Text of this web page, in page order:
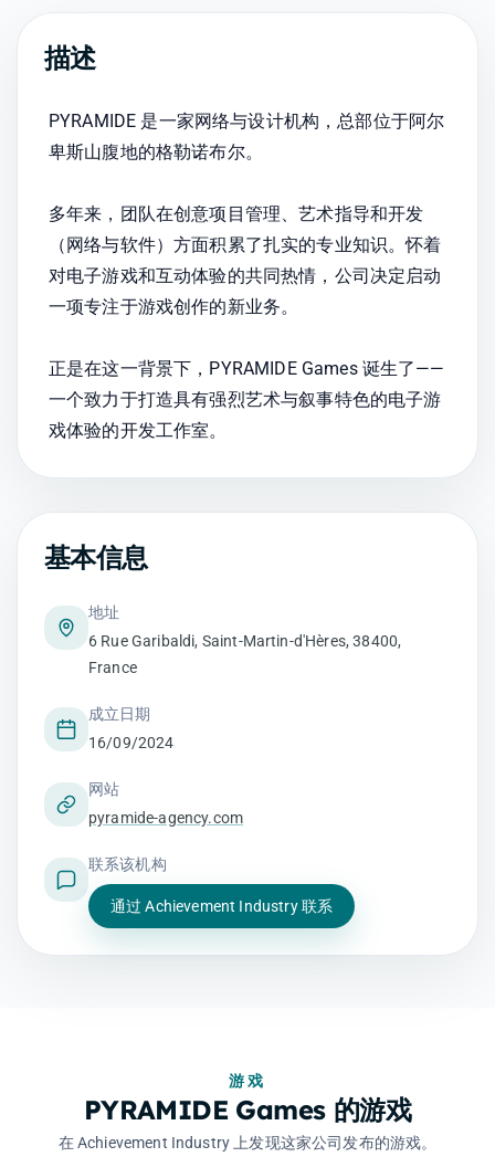
描述
PYRAMIDE 是一家网络与设计机构，总部位于阿尔
卑斯山腹地的格勒诺布尔。
多年来，团队在创意项目管理、艺术指导和开发
（网络与软件）方面积累了扎实的专业知识。怀着
对电子游戏和互动体验的共同热情，公司决定启动
一项专注于游戏创作的新业务。
正是在这一背景下，PYRAMIDE Games 诞生了——
一个致力于打造具有强烈艺术与叙事特色的电子游
戏体验的开发工作室。
基本信息
地址
6 Rue Garibaldi, Saint-Martin-d'Hères, 38400,
France
成立日期
16/09/2024
网站
pyramide-agency.com
联系该机构
通过 Achievement Industry 联系
游戏
PYRAMIDE Games 的游戏
在 Achievement Industry 上发现这家公司发布的游戏。